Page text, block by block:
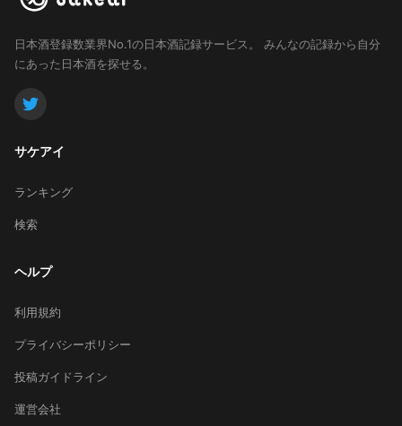
日本酒登録数業界No.1の日本酒記録サービス。
みんなの記録から自分
にあった日本酒を探せる。
サケアイ
ランキング
検索
ヘルプ
利用規約
プライバシーポリシー
投稿ガイドライン
運営会社